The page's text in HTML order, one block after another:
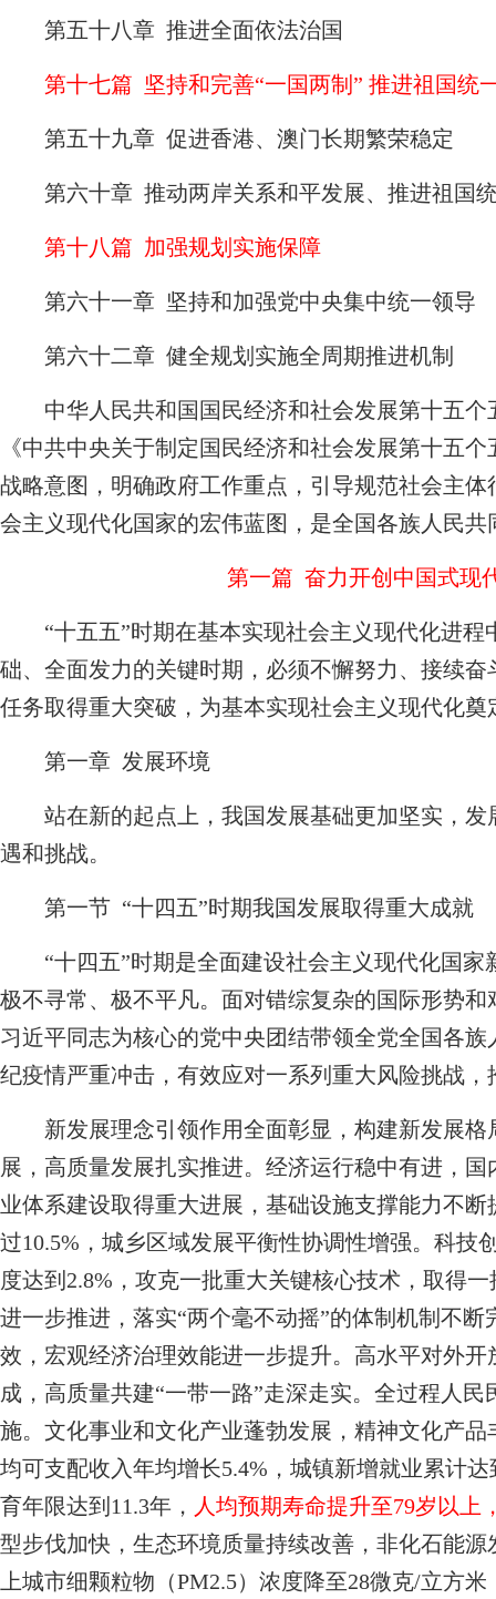
第五十八章 推进全面依法治国
第十七篇 坚持和完善“一国两制” 推进祖国统
第五十九章 促进香港、澳门长期繁荣稳定
第六十章 推动两岸关系和平发展、推进祖国
第十八篇 加强规划实施保障
第六十一章 坚持和加强党中央集中统一领导
第六十二章 健全规划实施全周期推进机制
中华人民共和国国民经济和社会发展第十五个
《中共中央关于制定国民经济和社会发展第十五
战略意图，明确政府工作重点，引导规范社会主
会主义现代化国家的宏伟蓝图，是全国各族人民共
第一篇 奋力开创中国式现
“十五五”时期在基本实现社会主义现代化进程
础、全面发力的关键时期，必须不懈努力、接续
任务取得重大突破，为基本实现社会主义现代化奠
第一章 发展环境
站在新的起点上，我国发展基础更加坚实，发
遇和挑战。
第一节 “十四五”时期我国发展取得重大成就
“十四五”时期是全面建设社会主义现代化国家
极不寻常、极不平凡。面对错综复杂的国际形势
习近平同志为核心的党中央团结带领全党全国各
纪疫情严重冲击，有效应对一系列重大风险挑战
新发展理念引领作用全面彰显，构建新发展格
展，高质量发展扎实推进。经济运行稳中有进，
业体系建设取得重大进展，基础设施支撑能力不
过10.5%，城乡区域发展平衡性协调性增强。科技
度达到2.8%，攻克一批重大关键核心技术，取得
进一步推进，落实“两个毫不动摇”的体制机制不
效，宏观经济治理效能进一步提升。高水平对外
成，高质量共建“一带一路”走深走实。全过程人
施。文化事业和文化产业蓬勃发展，精神文化产
均可支配收入年均增长5.4%，城镇新增就业累计
育年限达到11.3年， 人均预期寿命提升至79岁以上
型步伐加快，生态环境质量持续改善，非化石能
上城市细颗粒物（PM2.5）浓度降至28微克/立方